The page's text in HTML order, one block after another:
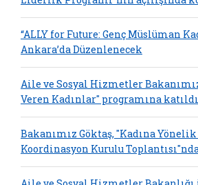
“ALLY for Future: Genç Müslüman
Ankara’da Düzenlenecek
Aile ve Sosyal Hizmetler
Veren Kadınlar" programına katıldı
Bakanımız Göktaş, "Kadına
Koordinasyon Kurulu